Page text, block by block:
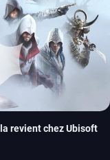
revient chez Ubisoft